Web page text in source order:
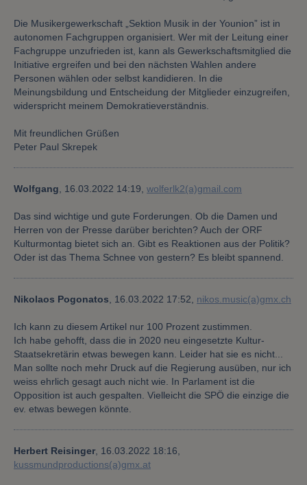
Die Musikergewerkschaft „Sektion Musik in der Younion” ist in
autonomen Fachgruppen organisiert. Wer mit der Leitung einer
Fachgruppe unzufrieden ist, kann als Gewerkschaftsmitglied die
Initiative ergreifen und bei den nächsten Wahlen andere
Personen wählen oder selbst kandidieren. In die
Meinungsbildung und Entscheidung der Mitglieder einzugreifen,
widerspricht meinem Demokratieverständnis.
Mit freundlichen Grüßen
Peter Paul Skrepek
Wolfgang 16.03.2022 14:19, wolferlk2(a)gmail.com
Das sind wichtige und gute Forderungen. Ob die Damen und
Herren von der Presse darüber berichten? Auch der ORF
Kulturmontag bietet sich an. Gibt es Reaktionen aus der Politik?
Oder ist das Thema Schnee von gestern? Es bleibt spannend.
Nikolaos Pogonatos 16.03.2022 17:52, nikos.music(a)gmx.ch
Ich kann zu diesem Artikel nur 100 Prozent zustimmen.
Ich habe gehofft, dass die in 2020 neu eingesetzte Kultur-
Staatsekretärin etwas bewegen kann. Leider hat sie es nicht...
Man sollte noch mehr Druck auf die Regierung ausüben, nur ich
weiss ehrlich gesagt auch nicht wie. In Parlament ist die
Opposition ist auch gespalten. Vielleicht die SPÖ die einzige die
ev. etwas bewegen könnte.
Herbert Reisinger 16.03.2022 18:16,
kussmundproductions(a)gmx.at